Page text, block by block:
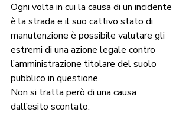
Ogni volta in cui la causa di un incidente
è la strada e il suo cattivo stato di
manutenzione è possibile valutare gli
estremi di una azione legale contro
l’amministrazione titolare del suolo
pubblico in questione.
Non si tratta però di una causa
dall’esito scontato.